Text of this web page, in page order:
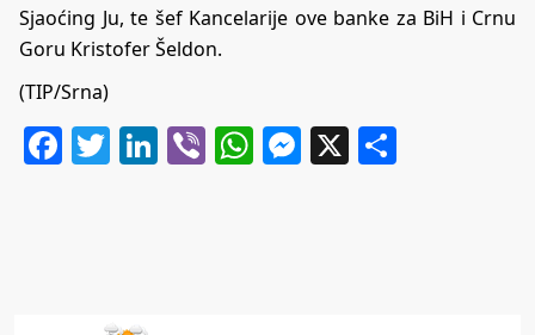
Sjaoćing Ju, te šef Kancelarije ove banke za BiH i Crnu
Goru Kristofer Šeldon.
(TIP/Srna)
Facebook
Twitter
LinkedIn
ViberWhatsApp
Messenger
X